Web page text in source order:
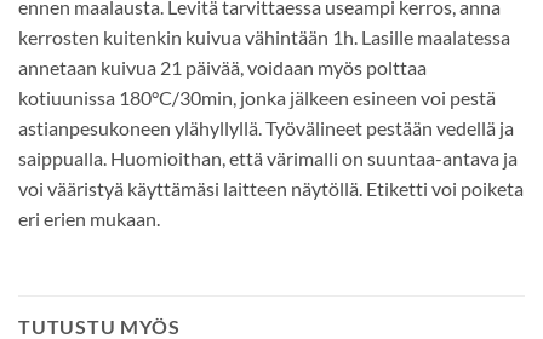
ennen maalausta. Levitä tarvittaessa useampi kerros, anna
kerrosten kuitenkin kuivua vähintään 1h. Lasille maalatessa
annetaan kuivua 21 päivää, voidaan myös polttaa
kotiuunissa 180°C/30min, jonka jälkeen esineen voi pestä
astianpesukoneen ylähyllyllä. Työvälineet pestään vedellä ja
saippualla. Huomioithan, että värimalli on suuntaa-antava ja
voi vääristyä käyttämäsi laitteen näytöllä. Etiketti voi poiketa
eri erien mukaan.
TUTUSTU MYÖS